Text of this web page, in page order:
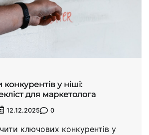
конкурентів у ніші:
для маркетолога
12.12.2025 0
ключових конкурентів у